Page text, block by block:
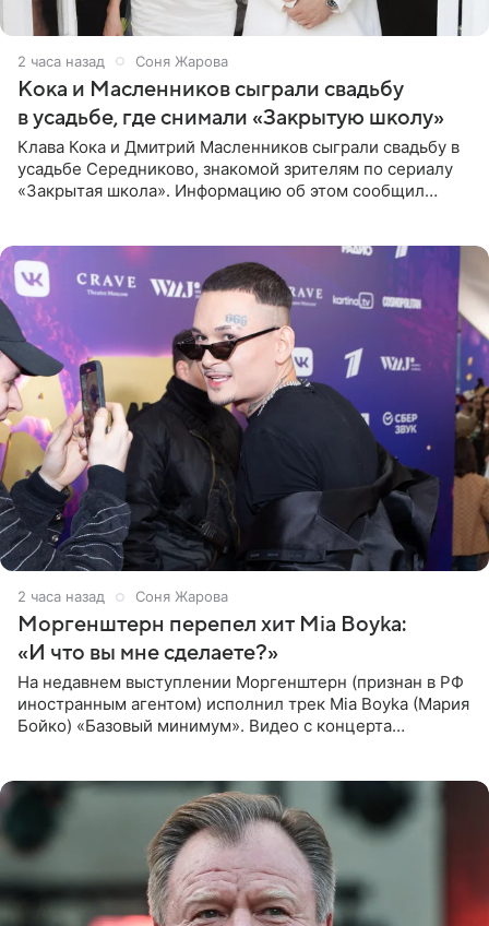
2 часа назад Соня Жарова
Кока и Масленников сыграли свадьбу
в усадьбе, где снимали «Закрытую школу»
Клава Кока и Дмитрий Масленников сыграли свадьбу в
усадьбе Середниково, знакомой зрителям по сериалу
«Закрытая школа». Информацию об этом сообщил
2 часа назад Соня Жарова
Моргенштерн перепел хит Mia Boyka:
«И что вы мне сделаете?»
На недавнем выступлении Моргенштерн (признан в РФ
иностранным агентом) исполнил трек Mia Boyka (Мария
Бойко) «Базовый минимум». Видео с концерта